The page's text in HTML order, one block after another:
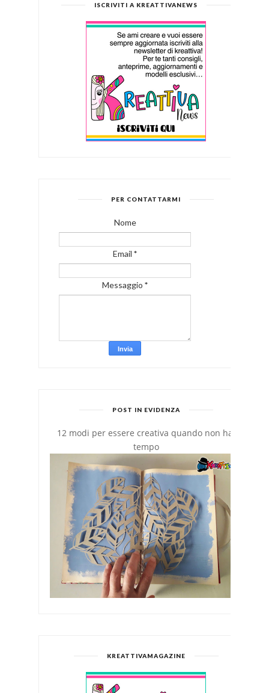
ISCRIVITI A KREATTIVANEWS
PER CONTATTARMI
Nome
Email *
Messaggio *
POST IN EVIDENZA
12 modi per essere creativa quando non hai
tempo
KREATTIVAMAGAZINE